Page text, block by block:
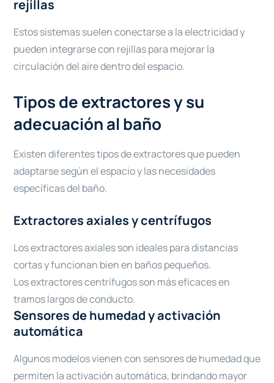
rejillas
Estos sistemas suelen conectarse a la electricidad y
pueden integrarse con rejillas para mejorar la
circulación del aire dentro del espacio.
Tipos de extractores y su
adecuación al baño
Existen diferentes tipos de extractores que pueden
adaptarse según el espacio y las necesidades
específicas del baño.
Extractores axiales y centrífugos
Los extractores axiales son ideales para distancias
cortas y funcionan bien en baños pequeños.
Los extractores centrífugos son más eficaces en
tramos largos de conducto.
Sensores de humedad y activación
automática
Algunos modelos vienen con sensores de humedad que
permiten la activación automática, brindando mayor